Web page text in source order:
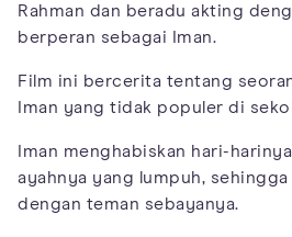
Rahman dan beradu akting
berperan sebagai Iman.
Film ini bercerita tentang
Iman yang tidak populer di
Iman menghabiskan hari-
ayahnya yang lumpuh,
dengan teman sebayanya.